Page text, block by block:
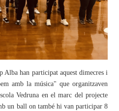
Alba han participat aquest dimecres i
amb la música" que organitzaven
Vedruna en el marc del projecte
un ball on també hi van participar 8